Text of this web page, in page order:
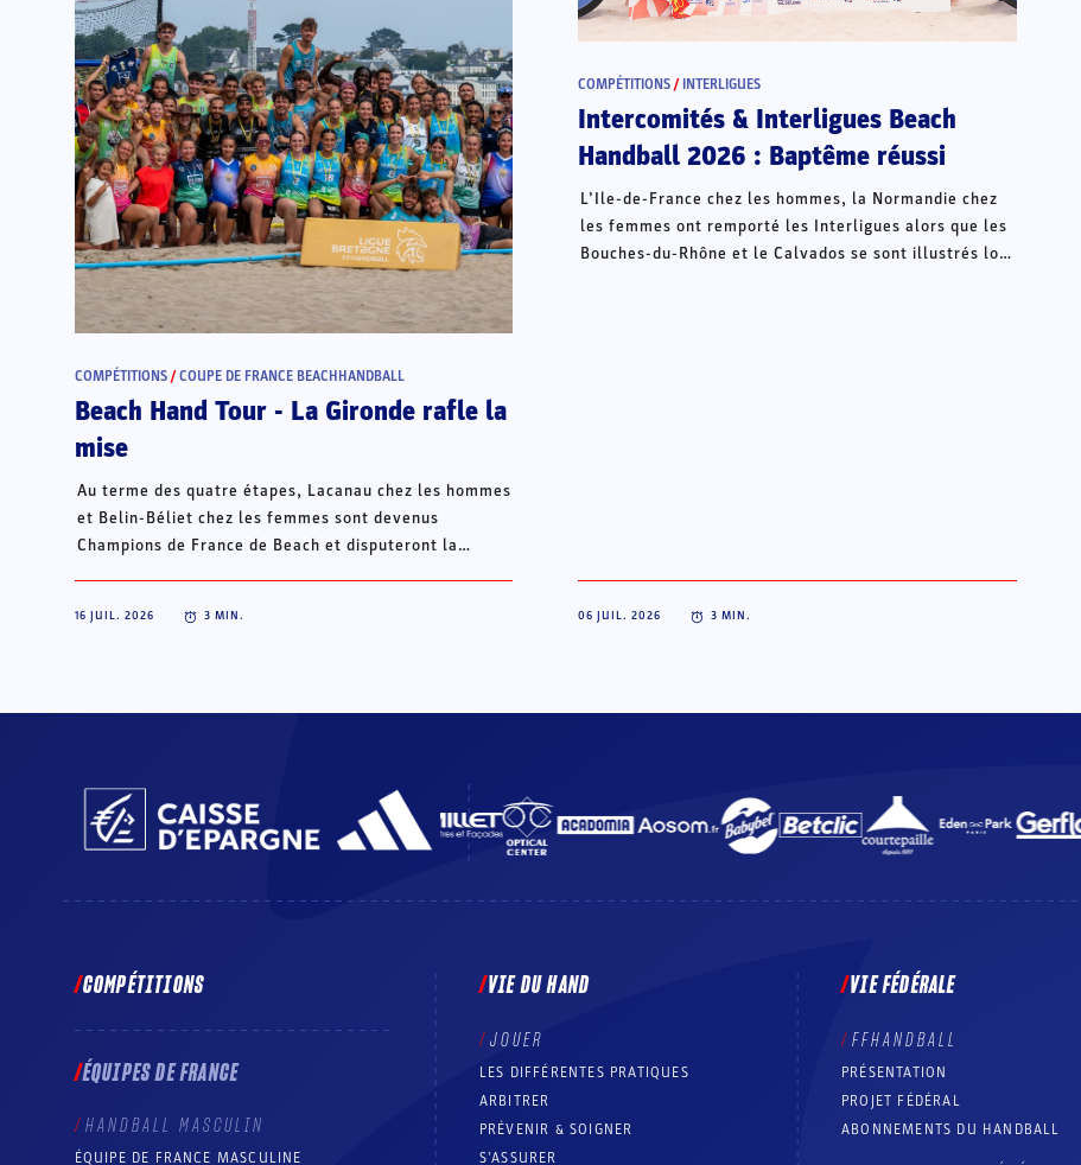
COMPÉTITIONS /COUPE DE FRANCE BEACHHANDBALL
Beach Hand Tour - La Gironde rafle la
mise
Au terme des quatre étapes, Lacanau chez les hommes
et Belin-Béliet chez les femmes sont devenus
Champions de France de Beach et disputeront la
16 JUIL. 2026 3 MIN.
COMPÉTITIONS / INTERLIGUES
Intercomités & Interligues Beach
Handball 2026 : Baptême réussi
L’Ile-de-France chez les hommes, la Normandie chez
les femmes ont remporté les Interligues alors que les
Bouches-du-Rhône et le Calvados se sont illustrés lors
06 JUIL. 2026 3 MIN.
COMPÉTITIONS
ÉQUIPES DE FRANCE
HANDBALL MASCULIN
ÉQUIPE DE FRANCE MASCULINE
VIE DU HAND
JOUER
LES DIFFÉRENTES PRATIQUES
ARBITRER
PRÉVENIR & SOIGNER
S’ASSURER
VIE FÉDÉRALE
FFHANDBALL
PRÉSENTATION
PROJET FÉDÉRAL
ABONNEMENTS DU HANDBALL